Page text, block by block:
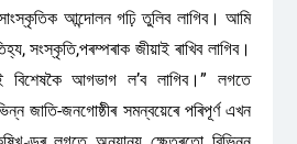
আন্দোলন গঢ়ি তুলিব লাগিব। আমি
সংস্কৃতি,পৰম্পৰাক জীয়াই ৰাখিব লাগিব।
বিশেষকৈ আগভাগ ল’ব লাগিব।” লগতে
জাতি-জনগোষ্ঠীৰ সমন্বয়েৰে পৰিপূৰ্ণ এখন